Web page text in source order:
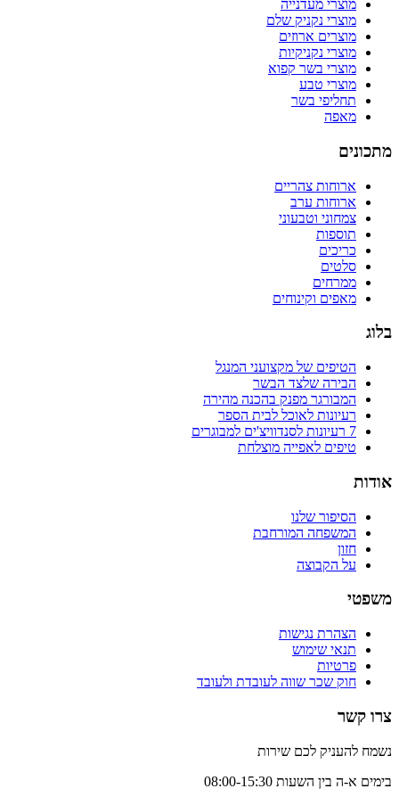
מוצרי מעדנייה
מוצרי נקניק שלם
מוצרים ארוזים
מוצרי נקניקיות
מוצרי בשר קפוא
מוצרי טבע
תחליפי בשר
מאפה
מתכונים
ארוחות צהריים
ארוחות ערב
צמחוני וטבעוני
תוספות
כריכים
סלטים
ממרחים
מאפים וקינוחים
בלוג
הטיפים של מקצועני המנגל
הבירה שלצד הבשר
המבורגר מפנק בהכנה מהירה
רעיונות לאוכל לבית הספר
7 רעיונות לסנדוויצ'ים למבוגרים
טיפים לאפייה מוצלחת
אודות
הסיפור שלנו
המשפחה המורחבת
חזון
על הקבוצה
משפטי
הצהרת נגישות
תנאי שימוש
פרטיות
חוק שכר שווה לעובדת ולעובד
צרו קשר
נשמח להעניק לכם שירות
בימים א-ה בין השעות 08:00-15:30